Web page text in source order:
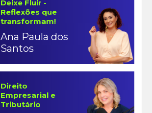
Deixe Fluir -
Reflexões que
transformam!
Ana Paula dos
Santos
Direito
Empresarial e
Tributário